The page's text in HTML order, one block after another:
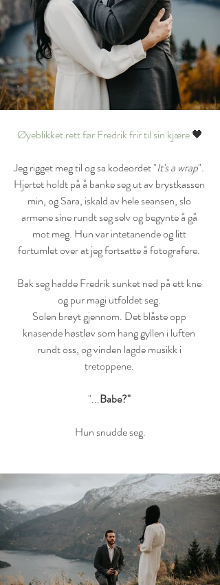
Øyeblikket rett før Fredrik frir til sin kjære 🖤
Jeg rigget meg til og sa kodeordet "It's a wrap".
Hjertet holdt på å banke seg ut av brystkassen
min, og Sara, iskald av hele seansen, slo
armene sine rundt seg selv og begynte å gå
mot meg. Hun var intetanende og litt
fortumlet over at jeg fortsatte å fotografere.
Bak seg hadde Fredrik sunket ned på ett kne
og pur magi utfoldet seg.
Solen brøyt gjennom. Det blåste opp
knasende høstløv som hang gyllen i luften
rundt oss, og vinden lagde musikk i
tretoppene.
"...Babe?"
Hun snudde seg.